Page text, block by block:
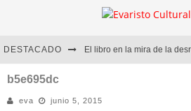
DESTACADO
Diego Meret | Hotel Acapulco
b5e695dc
eva junio 5, 2015